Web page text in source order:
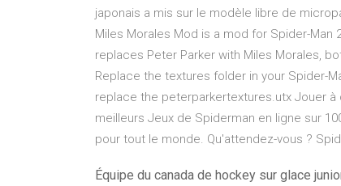
japonais a mis sur le modèle libre de
Miles Morales Mod is a mod for Spider-Man
replaces Peter Parker with Miles Morales,
Replace the textures folder in your Spider-
replace the peterparkertextures.utx Jouer
meilleurs Jeux de Spiderman en ligne sur
pour tout le monde. Qu'attendez-vous ?
Équipe du canada de hockey sur glace